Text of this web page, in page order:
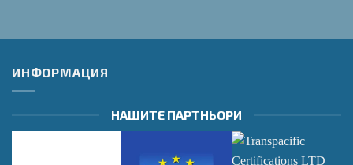
ИНФОРМАЦИЯ
НАШИТЕ ПАРТНЬОРИ